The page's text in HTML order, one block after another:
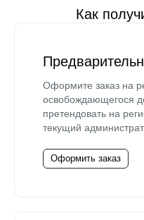
Как
Оформите заказ на
освобождающегося
претендовать на
текущий
Оформить заказ